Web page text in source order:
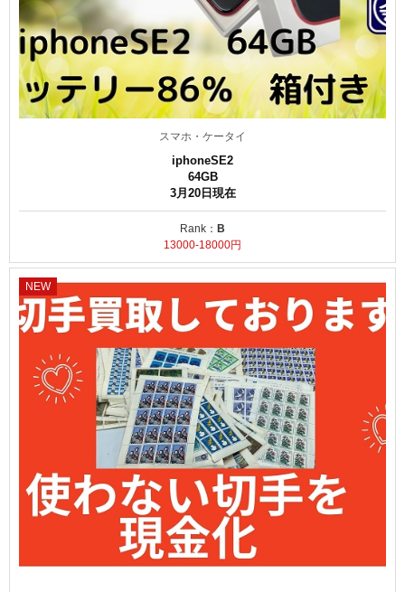
スマホ・ケータイ
iphoneSE2
64GB
3月20日現在
Rank： B
13000-18000円
NEW